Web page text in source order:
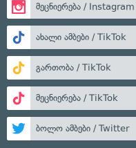
მეცნიერება / Instagram
ახალი ამბები / TikTok
გართობა / TikTok
მეცნიერება / TikTok
ბოლო ამბები / Twitter